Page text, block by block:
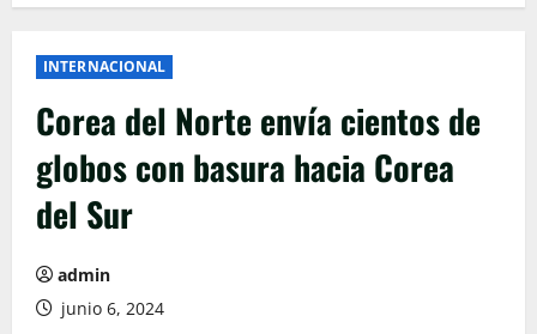
INTERNACIONAL
Corea del Norte envía cientos de
globos con basura hacia Corea
del Sur
admin
junio 6, 2024